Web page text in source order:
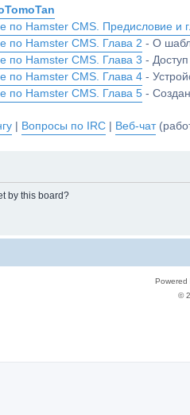
по Hamster CMS. Предисловие и
по Hamster CMS. Глава 2 - О
по Hamster CMS. Глава 3 -
по Hamster CMS. Глава 4 -
по Hamster CMS. Глава 5 -
| Вопросы по IRC | Веб-чат
by this board?
Powered
©